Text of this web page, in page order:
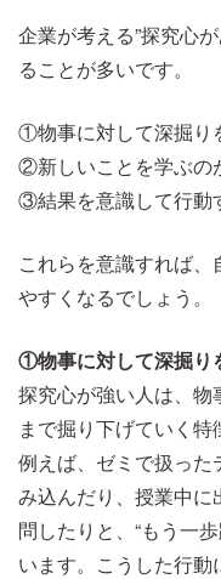
企業が考える”探究心
ることが多いです。
①物事に対して深掘り
②新しいことを学ぶの
③結果を意識して行動
これらを意識すれば、
やすくなるでしょう。
①物事に対して深掘り
探究心が強い人は、物
まで掘り下げていく特
例えば、ゼミで扱っ
み込んだり、授業中
問したりと、“もう一
います。こうした行